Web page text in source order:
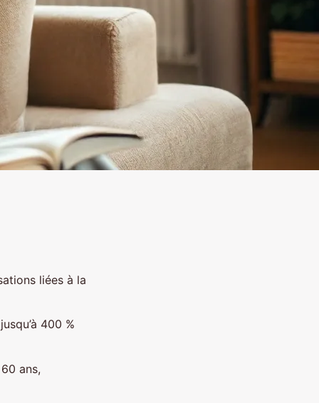
liées à la
400 %
ans,